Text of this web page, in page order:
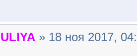
» 18 ноя 2017,